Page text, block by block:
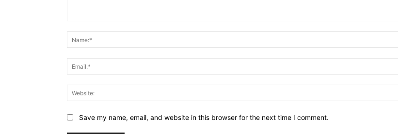
Save my name, email, and website in this browser for the next time I comment.